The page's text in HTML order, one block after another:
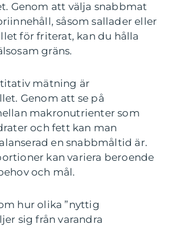
Genom att välja snabbmat
såsom sallader eller
för friterat, kan du hålla
gräns.
mätning är
Genom att se på
makronutrienter som
och fett kan man
en snabbmåltid är.
kan variera beroende
och mål.
hur olika ”nyttig
sig från varandra